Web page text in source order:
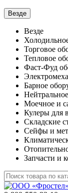
Везде
Везде
Торговое
Тепловое
Фаст-Фуд
Барное
Моечное и
Кулеры для
Складские
Сейфы и
Запчасти и